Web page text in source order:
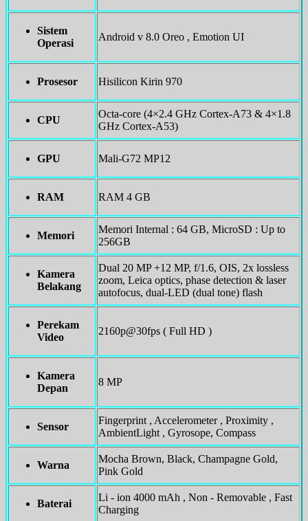
Sistem
Operasi
Android v 8.0 Oreo , Emotion UI
Prosesor Hisilicon Kirin 970
CPU
Octa-core (4×2.4 GHz Cortex-A73 & 4×1.8
GHz Cortex-A53)
GPU Mali-G72 MP12
RAM RAM 4 GB
Memori
Memori Internal : 64 GB, MicroSD : Up to
256GB
Kamera
Belakang
Dual 20 MP +12 MP, f/1.6, OIS, 2x lossless
zoom, Leica optics, phase detection & laser
autofocus, dual-LED (dual tone) flash
Perekam
Video
2160p@30fps ( Full HD )
Kamera
Depan
8 MP
Sensor
Fingerprint , Accelerometer , Proximity ,
AmbientLight , Gyrosope, Compass
Warna
Mocha Brown, Black, Champagne Gold,
Pink Gold
Baterai
Li - ion 4000 mAh , Non - Removable , Fast
Charging